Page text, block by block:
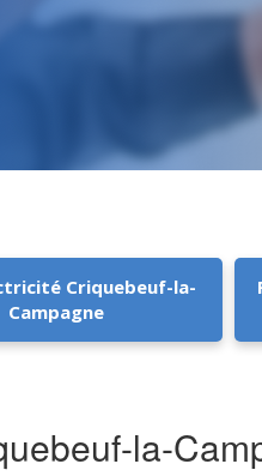
Criquebeuf-la-
Campagne
la-